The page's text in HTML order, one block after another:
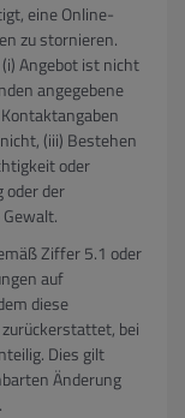
eine Online-
zu stornieren.
Angebot ist nicht
angegebene
(iii) Bestehen
oder
oder der
Ziffer 5.1 oder
auf
diese
bei
Dies gilt
Änderung